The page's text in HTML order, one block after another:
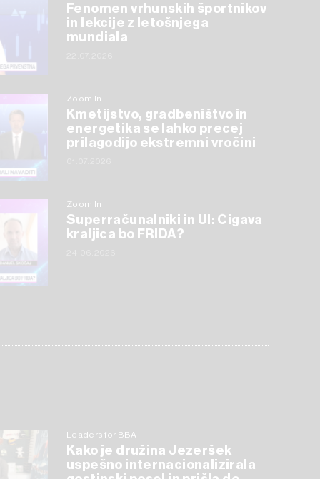
Fenomen vrhunskih športnikov
in lekcije z letošnjega
mundiala
Zoom In
Kmetijstvo, gradbeništvo in
energetika se lahko precej
prilagodijo ekstremni vročini
Zoom In
Superračunalniki in UI: Čigava
kraljica bo FRIDA?
Leaders for BBA
Kako je družina Jezeršek
uspešno internacionalizirala